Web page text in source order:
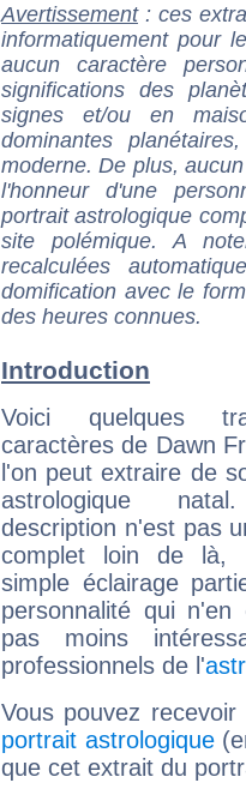
Avertissement: ces
informatiquement pour
aucun caractère
significations des
signes et/ou en
dominantes
moderne. De plus,
l'honneur d'une
portrait astrologique
site polémique. A
recalculées
domification avec le
des heures connues.
Introduction
Voici quelques
caractères de Dawn
l'on peut extraire de
astrologique
description n'est pas
complet loin de là,
simple éclairage
personnalité qui n'en
pas moins
professionnels de l'
Vous pouvez
portrait astrologique
que cet extrait du